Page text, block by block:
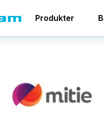
Produkter
MITIE: Effektivisering af